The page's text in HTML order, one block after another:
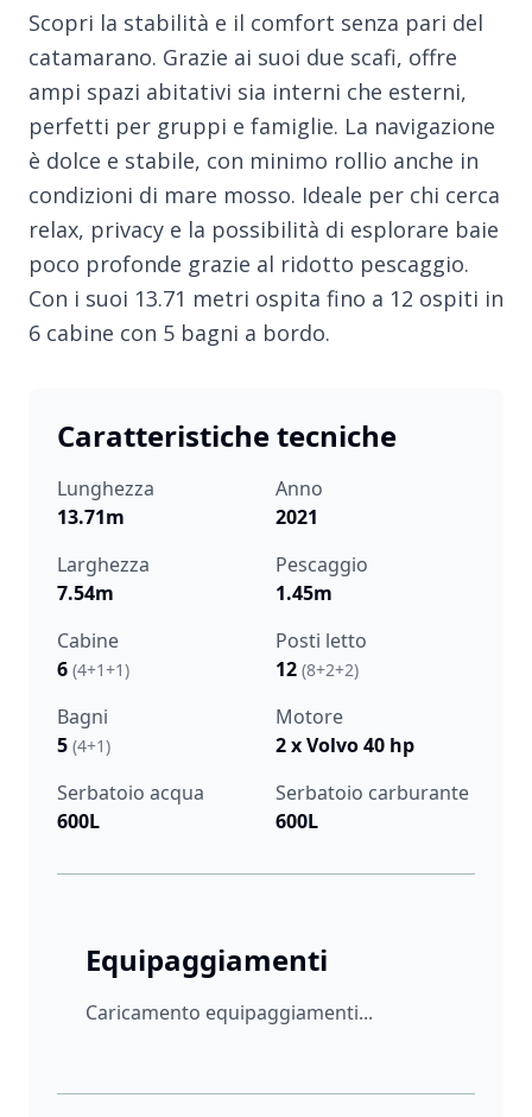
Scopri la stabilità e il comfort senza pari del
catamarano. Grazie ai suoi due scafi, offre
ampi spazi abitativi sia interni che esterni,
perfetti per gruppi e famiglie. La navigazione
è dolce e stabile, con minimo rollio anche in
condizioni di mare mosso. Ideale per chi cerca
relax, privacy e la possibilità di esplorare baie
poco profonde grazie al ridotto pescaggio.
Con i suoi 13.71 metri ospita fino a 12 ospiti in
6 cabine con 5 bagni a bordo.
Caratteristiche tecniche
Lunghezza
13.71m
Anno
2021
Larghezza
7.54m
Pescaggio
1.45m
Cabine
6 (4+1+1)
Posti letto
12 (8+2+2)
Bagni
5 (4+1)
Motore
2 x Volvo 40 hp
Serbatoio acqua
600L
Serbatoio carburante
600L
Equipaggiamenti
Caricamento equipaggiamenti...